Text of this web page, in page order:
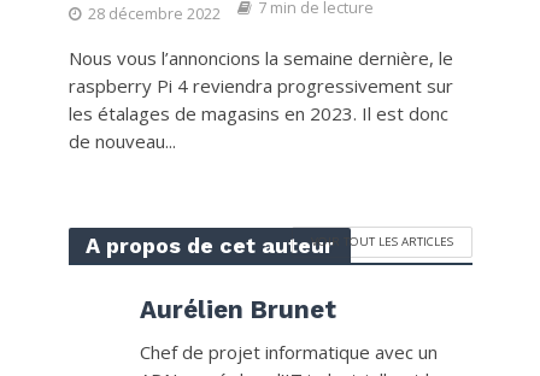
28 décembre 2022 7 min de lecture
Nous vous l’annoncions la semaine dernière, le
raspberry Pi 4 reviendra progressivement sur
les étalages de magasins en 2023. Il est donc
de nouveau...
A propos de cet auteurVOIR TOUT LES ARTICLES
Aurélien Brunet
Chef de projet informatique avec un